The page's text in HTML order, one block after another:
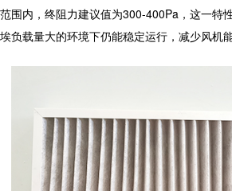
范围内，终阻力建议值为300-400Pa，这一特
埃负载量大的环境下仍能稳定运行，减少风机能